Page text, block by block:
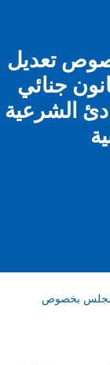
تعديل
جنائي
الشرعية
بخصوص